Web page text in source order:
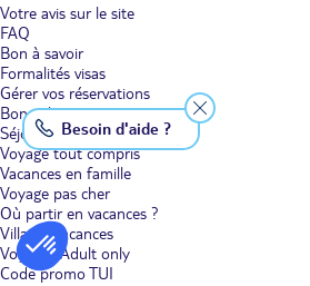
de saucisses ou des culurgiones, des
sur une note sucrée avec un beignet farci
avec un filet de miel.
Votre avis sur le site
FAQ
Bon à savoir
Formalités visas
Gérer vos réservations
Bons plans voyage
Séjour
Voyage tout compris
Vacances en famille
Voyage pas cher
Où partir en vacances ?
Villages vacances
Voyages Adult only
Code promo TUI
Besoin d'aide ?